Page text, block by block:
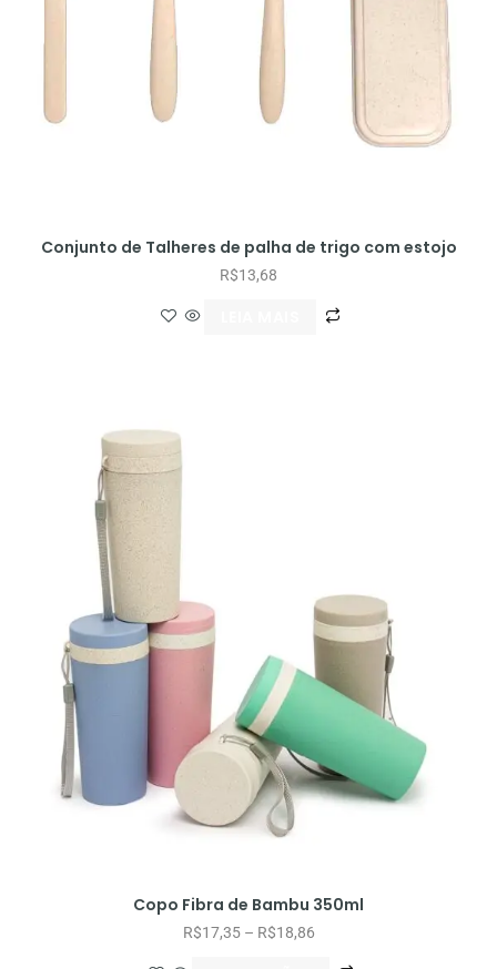
Conjunto de Talheres de palha de trigo com estojo
R$13,68
Copo Fibra de Bambu 350ml
R$17,35 – R$18,86